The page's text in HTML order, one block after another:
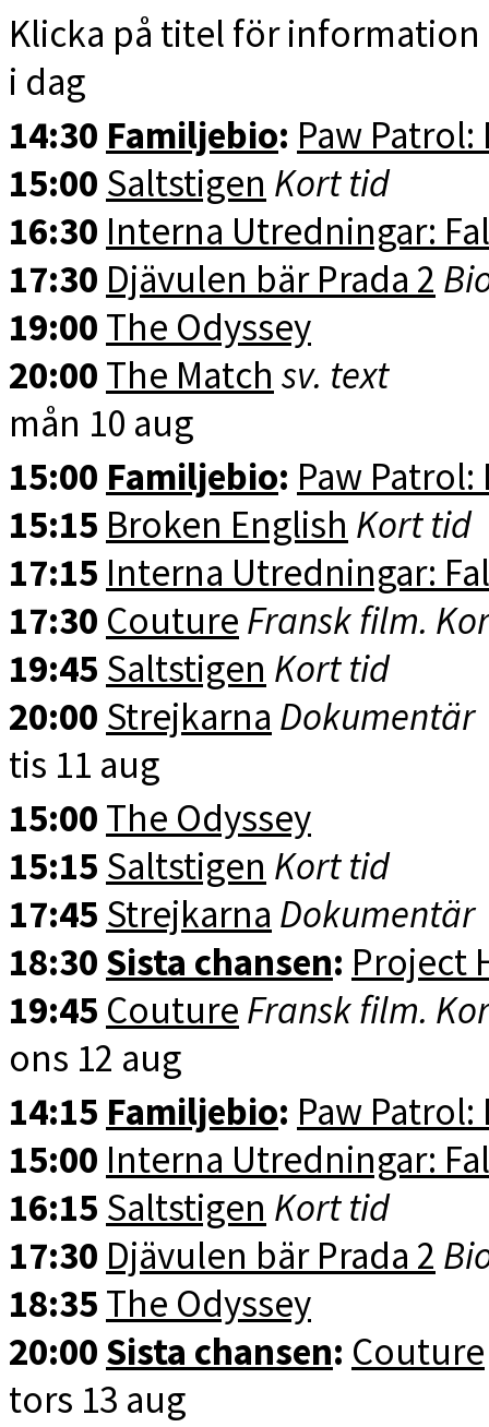
Klicka på titel för
i dag
14:30 Familjebio: Paw
15:00 Saltstigen Kort tid
16:30 Interna Utredningar:
17:30 Djävulen bär Prada 2
19:00 The Odyssey
20:00 The Match sv. text
mån 10 aug
15:00 Familjebio: Paw
15:15 Broken English Kort tid
17:15 Interna Utredningar:
17:30 Couture Fransk film.
19:45 Saltstigen Kort tid
20:00 Strejkarna Dokumentär
tis 11 aug
15:00 The Odyssey
15:15 Saltstigen Kort tid
17:45 Strejkarna Dokumentär
18:30 Sista chansen: Project
19:45 Couture Fransk film.
ons 12 aug
14:15 Familjebio: Paw
15:00 Interna Utredningar:
16:15 Saltstigen Kort tid
17:30 Djävulen bär Prada 2
18:35 The Odyssey
20:00 Sista chansen: Couture
tors 13 aug